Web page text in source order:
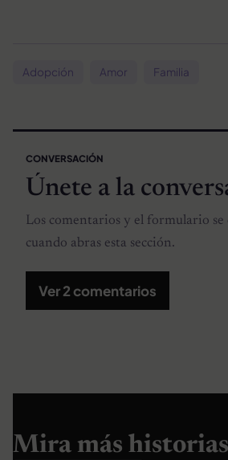
Adopción Amor Familia
CONVERSACIÓN
Únete a la
Los comentarios y el formulario se
cuando abras esta sección.
Ver 2 comentarios
Mira más historias